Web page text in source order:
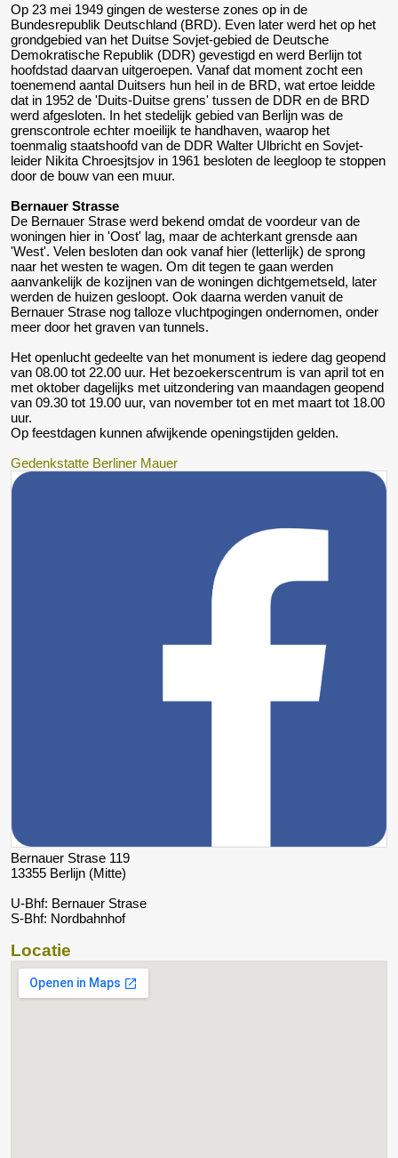
Op 23 mei 1949 gingen de westerse zones op in de
Bundesrepublik Deutschland (BRD). Even later werd het op het
grondgebied van het Duitse Sovjet-gebied de Deutsche
Demokratische Republik (DDR) gevestigd en werd Berlijn tot
hoofdstad daarvan uitgeroepen. Vanaf dat moment zocht een
toenemend aantal Duitsers hun heil in de BRD, wat ertoe leidde
dat in 1952 de 'Duits-Duitse grens' tussen de DDR en de BRD
werd afgesloten. In het stedelijk gebied van Berlijn was de
grenscontrole echter moeilijk te handhaven, waarop het
toenmalig staatshoofd van de DDR Walter Ulbricht en Sovjet-
leider Nikita Chroesjtsjov in 1961 besloten de leegloop te stoppen
door de bouw van een muur.
Bernauer Strasse
De Bernauer Strase werd bekend omdat de voordeur van de
woningen hier in 'Oost' lag, maar de achterkant grensde aan
'West'. Velen besloten dan ook vanaf hier (letterlijk) de sprong
naar het westen te wagen. Om dit tegen te gaan werden
aanvankelijk de kozijnen van de woningen dichtgemetseld, later
werden de huizen gesloopt. Ook daarna werden vanuit de
Bernauer Strase nog talloze vluchtpogingen ondernomen, onder
meer door het graven van tunnels.
Het openlucht gedeelte van het monument is iedere dag geopend
van 08.00 tot 22.00 uur. Het bezoekerscentrum is van april tot en
met oktober dagelijks met uitzondering van maandagen geopend
van 09.30 tot 19.00 uur, van november tot en met maart tot 18.00
uur.
Op feestdagen kunnen afwijkende openingstijden gelden.
Gedenkstatte Berliner Mauer
Bernauer Strase 119
13355 Berlijn (Mitte)
U-Bhf: Bernauer Strase
S-Bhf: Nordbahnhof
Locatie